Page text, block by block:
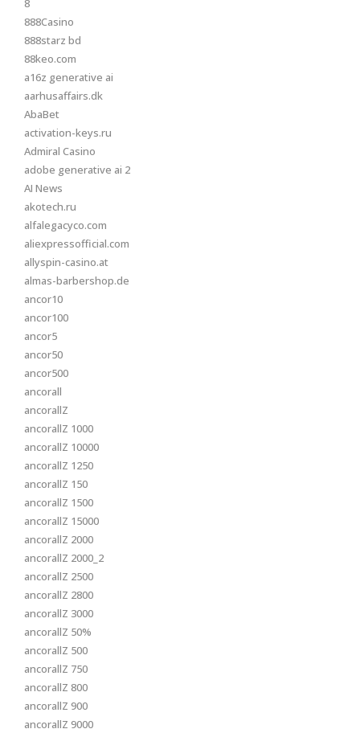
8
888Casino
888starz bd
88keo.com
a16z generative ai
aarhusaffairs.dk
AbaBet
activation-keys.ru
Admiral Casino
adobe generative ai 2
AI News
akotech.ru
alfalegacyco.com
aliexpressofficial.com
allyspin-casino.at
almas-barbershop.de
ancor10
ancor100
ancor5
ancor50
ancor500
ancorall
ancorallZ
ancorallZ 1000
ancorallZ 10000
ancorallZ 1250
ancorallZ 150
ancorallZ 1500
ancorallZ 15000
ancorallZ 2000
ancorallZ 2000_2
ancorallZ 2500
ancorallZ 2800
ancorallZ 3000
ancorallZ 50%
ancorallZ 500
ancorallZ 750
ancorallZ 800
ancorallZ 900
ancorallZ 9000